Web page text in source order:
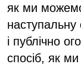
як ми
і публічно
спосіб, як